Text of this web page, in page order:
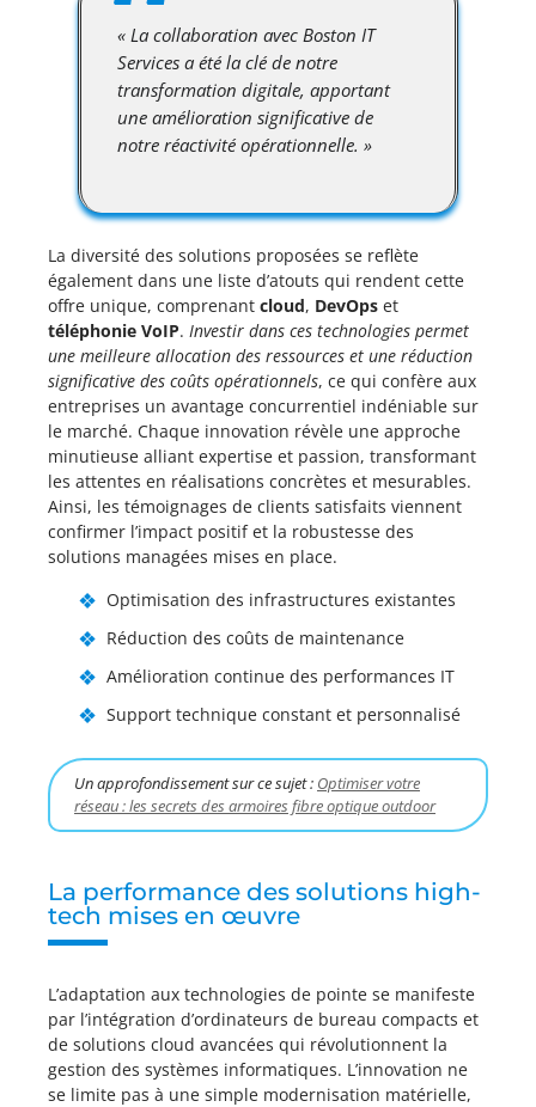
« La collaboration avec Boston IT
Services a été la clé de notre
transformation digitale, apportant
une amélioration significative de
notre réactivité opérationnelle. »
La diversité des solutions proposées se reflète
également dans une liste d’atouts qui rendent cette
offre unique, comprenant cloud, DevOps et
téléphonie VoIP. Investir dans ces technologies permet
une meilleure allocation des ressources et une réduction
significative des coûts opérationnels, ce qui confère aux
entreprises un avantage concurrentiel indéniable sur
le marché. Chaque innovation révèle une approche
minutieuse alliant expertise et passion, transformant
les attentes en réalisations concrètes et mesurables.
Ainsi, les témoignages de clients satisfaits viennent
confirmer l’impact positif et la robustesse des
solutions managées mises en place.
Optimisation des infrastructures existantes
Réduction des coûts de maintenance
Amélioration continue des performances IT
Support technique constant et personnalisé
Un approfondissement sur ce sujet : Optimiser votre
réseau : les secrets des armoires fibre optique outdoor
La performance des solutions high-
tech mises en œuvre
L’adaptation aux technologies de pointe se manifeste
par l’intégration d’ordinateurs de bureau compacts et
de solutions cloud avancées qui révolutionnent la
gestion des systèmes informatiques. L’innovation ne
se limite pas à une simple modernisation matérielle,